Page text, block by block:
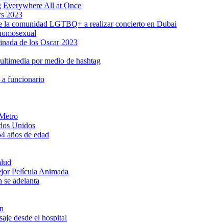
Everywhere All at Once
2023
la comunidad LGTBQ+ a realizar concierto en Dubai
de los Oscar 2023
por medio de hashtag
a funcionario
Unidos
años de edad
Película Animada
adelanta
desde el hospital